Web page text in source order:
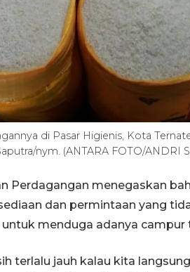
di Pasar Higienis, Kota
nym. (ANTARA FOTO/ANDRI
Perdagangan menegaskan
dan permintaan yang
menduga adanya campur
terlalu jauh kalau kita